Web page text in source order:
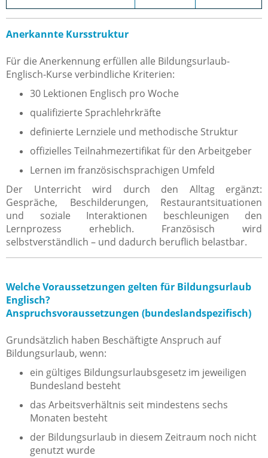
Anerkannte Kursstruktur
Für die Anerkennung erfüllen alle Bildungsurlaub-
Englisch-Kurse verbindliche Kriterien:
30 Lektionen Englisch pro Woche
qualifizierte Sprachlehrkräfte
definierte Lernziele und methodische Struktur
offizielles Teilnahmezertifikat für den Arbeitgeber
Lernen im französischsprachigen Umfeld
Der Unterricht wird durch den Alltag ergänzt:
Gespräche, Beschilderungen, Restaurantsituationen
und soziale Interaktionen beschleunigen den
Lernprozess erheblich. Französisch wird
selbstverständlich – und dadurch beruflich belastbar.
Welche Voraussetzungen gelten für Bildungsurlaub
Englisch?
Anspruchsvoraussetzungen (bundeslandspezifisch)
Grundsätzlich haben Beschäftigte Anspruch auf
Bildungsurlaub, wenn:
ein gültiges Bildungsurlaubsgesetz im jeweiligen
Bundesland besteht
das Arbeitsverhältnis seit mindestens sechs
Monaten besteht
der Bildungsurlaub in diesem Zeitraum noch nicht
genutzt wurde